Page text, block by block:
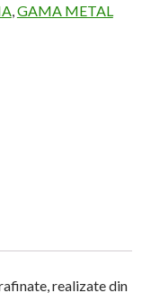
GAMA METAL
realizate din